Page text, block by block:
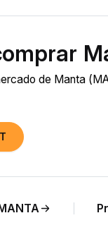
de Manta